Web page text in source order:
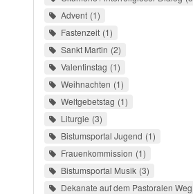
Advent 1
Fastenzeit 1
Sankt Martin 2
Valentinstag 1
Weihnachten 1
Weltgebetstag 1
Liturgie 3
Bistumsportal Jugend 1
Frauenkommission 1
Bistumsportal Musik 3
Dekanate auf dem Pastoralen Weg